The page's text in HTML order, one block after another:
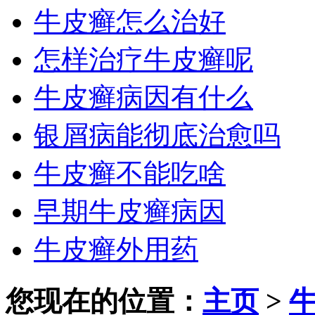
牛皮癣怎么治好
怎样治疗牛皮癣呢
牛皮癣病因有什么
银屑病能彻底治愈吗
牛皮癣不能吃啥
早期牛皮癣病因
牛皮癣外用药
您现在的位置： 主页>